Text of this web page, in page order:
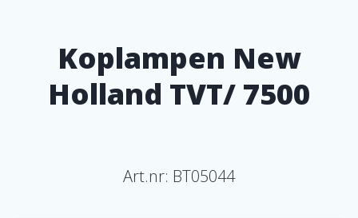
Koplampen New
Holland TVT/ 7500
Art.nr: BT05044